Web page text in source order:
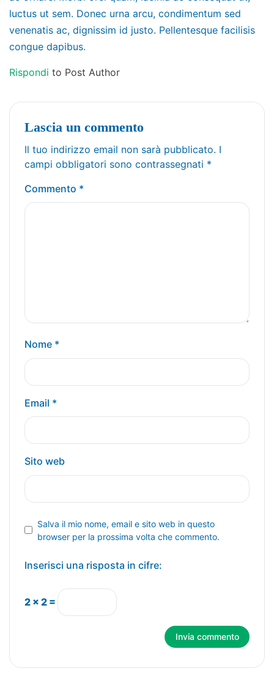
luctus ut sem. Donec urna arcu, condimentum sed
venenatis ac, dignissim id justo. Pellentesque facilisis
congue dapibus.
Rispondi to Post Author
Lascia un commento
Il tuo indirizzo email non sarà pubblicato. I
campi obbligatori sono contrassegnati *
Commento *
Nome *
Email *
Sito web
Salva il mio nome, email e sito web in questo
browser per la prossima volta che commento.
Inserisci una risposta in cifre:
2 × 2 =